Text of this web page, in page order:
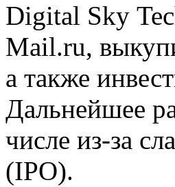
Digital Sky
Mail.ru,
а также
Дальнейшее
числе из-за
(IPO).